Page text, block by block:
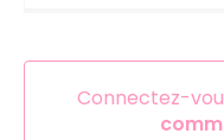
Connectez-